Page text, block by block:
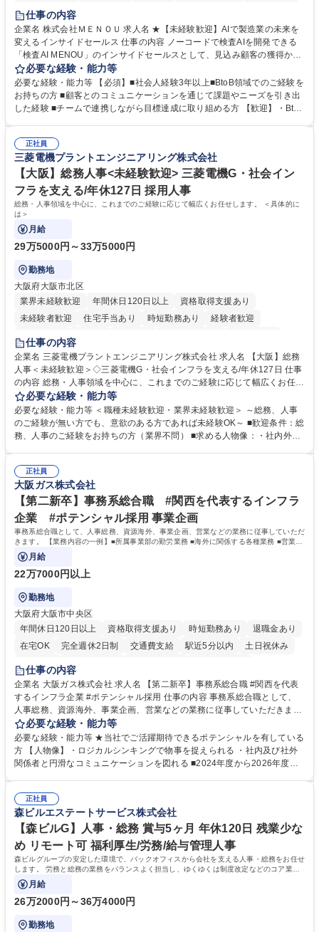
時短勤務あり
駅近5分以内
土日祝休み 服装自由
仕事の内容
企業名 株式会社ＭＥＮＯＵ 求人名 ★【未経験歓迎】AIで製造業の未来を
変えるインサイドセールス 仕事の内容 ノーコードで検査AIを開発できる
「検査AI MENOU」のインサイドセールスとして、見込み顧客の獲得から
商談機会の創出までを担っていただきます。マーケティングとフィールド
セールスをつなぐ役割として、 適切なタイミングで顧客とコミュニケーシ
ョンを取りながら、受注につながる商談機会の最大化を目指します。 【具
体的な仕事内容】 リードへの電話・メールによるアプローチ/リードナー
実行/フィールドセールスへの案件連携 募集職種 ★【未経験歓迎】AIで製
造業の未来を変えるインサイドセールス
必要な経験・能力等
必要な経験・能力等 【必須】■社会人経験3年以上■BtoB領域でのご経験を
お持ちの方 ■顧客とのコミュニケーションを通じて課題やニーズを引き出
した経験 ■チームで連携しながら目標達成に取り組める方 【歓迎】・BtoB
企画・実行経験 ・CRM・リードナーチャリングに関する知見 ・データを
もとに営業プロセスを改善した経験 学歴・資格 学歴：大学院 大学 高専 短
大 専修学校 高校 語学力： 資格：
正社員
三菱電機プラントエンジニアリング株式会社
【大阪】総務人事<未経験歓迎> 三菱電機G・社会イン
フラを支える/年休127日 採用人事
総務・人事領域を中心に、これまでのご経験に応じて幅広くお任せします。 ＜具体的に
は＞
月給
29万5000円～33万5000円
勤務地
大阪府大阪市北区
業界未経験歓迎
年間休日120日以上
資格取得支援あり
未経験者歓迎
住宅手当あり 時短勤務あり
経験者歓迎
退職金あり
駅近5分以内
土日祝休み 服装自由 寮・社宅あり 食事補助あり
仕事の内容
企業名 三菱電機プラントエンジニアリング株式会社 求人名 【大阪】総務
人事＜未経験歓迎＞◇三菱電機G・社会インフラを支える/年休127日 仕事
の内容 総務・人事領域を中心に、これまでのご経験に応じて幅広くお任せ
します。 ＜具体的には＞ ・総務/人事労務（給与・社保・勤怠管理など）
・採用・教育研修 ・福利厚生運用 など ※基本的には事務所勤務ですが、
採用や教育等の業務内容により、関西圏以外への日帰り・宿泊を伴う国内
出張もございます。 ※担当業務を持ちつつ、お互いに助け合いながら、総
必要な経験・能力等
必要な経験・能力等 ＜職種未経験歓迎・業界未経験歓迎＞ ～総務、人事
のご経験が無い方でも、意欲のある方であれば未経験OK～ ■歓迎条件：総
務、人事のご経験をお持ちの方（業界不問） ■求める人物像：・社内外の
正社員
大阪ガス株式会社
【第二新卒】事務系総合職 #関西を代表するインフラ
企業 #ポテンシャル採用 事業企画
事務系総合職として、人事総務、資源海外、事業企画、営業などの業務に従事していただ
きます。 【業務内容の一例】■所属事業部の勤労業務 ■海外に関係する各種業務 ■営業部
門の企画スタッフ、ルート営業
月給
22万7000円以上
勤務地
大阪府大阪市中央区
年間休日120日以上
資格取得支援あり 時短勤務あり
退職金あり
在宅OK
完全週休2日制 交通費支給 駅近5分以内
土日祝休み
服装自由
第二新卒歓迎
仕事の内容
企業名 大阪ガス株式会社 求人名 【第二新卒】事務系総合職 #関西を代表
するインフラ企業 #ポテンシャル採用 仕事の内容 事務系総合職として、
人事総務、資源海外、事業企画、営業などの業務に従事していただきま
す。 【業務内容の一例】■所属事業部の勤労業務 ■海外に関係する各種業
務 ■営業部門の企画スタッフ、ルート営業 【キャリアパス】入社後の配属
ポジションで一定期間ご活躍頂いた後、本人の適性及び将来のキャリアを
鑑みてジョブローテーションを行います。 【育成】OJTでの現場育成や研
表するインフラ企業 #ポテンシャル採用
必要な経験・能力等
必要な経験・能力等 ★当社でご活躍期待できるポテンシャルを有している
方 【人物像】・ロジカルシンキングで物事を捉えられる ・社内及び社外
関係者と円滑なコミュニケーションを図れる ■2024年度から2026年度ま
72.html ■エネルギーセキュリティの不安定化や気候変動による自然災害の
甚大化など、これまで以上に社会課題解決の重要性が高まっています。
「未来の日常」の創造に向けて持続可能な社会の実現に貢献してまいりま
す。 学歴・資格 学歴：大学院 大学 語学力： 資格：
正社員
森ビルエステートサービス株式会社
【森ビルG】人事・総務 賞与5ヶ月 年休120日 残業少な
め リモート可 福利厚生/労務/給与管理人事
森ビルグループの安定した環境で、バックオフィスから会社を支える人事・総務をお任せ
します。 労務と総務の業務をバランスよく担当し、ゆくゆくは制度改定などのコア業務
にも挑戦できる、やりがいある環境です。
月給
26万2000円～36万4000円
勤務地